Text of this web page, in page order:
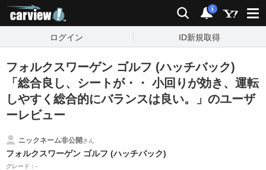
検索 通知
i
ログイン ID新規取得
フォルクスワーゲン ゴルフ (ハッチバック)
「総合良し、シートが・・ 小回りが効き、運転
しやすく総合的にバランスは良い。」のユーザ
ーレビュー
ニックネーム非公開さん
フォルクスワーゲン ゴルフ (ハッチバック)
グレード：-